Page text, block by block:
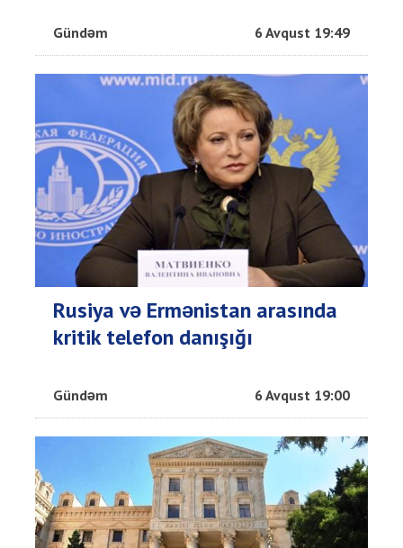
Gündəm 6 Avqust 19:49
Rusiya və Ermənistan arasında
kritik telefon danışığı
Gündəm 6 Avqust 19:00